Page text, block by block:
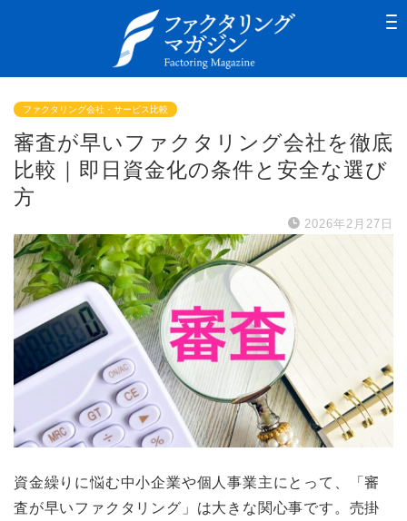
ファクタリング会社・サービス比較
審査が早いファクタリング会社を徹底
比較｜即日資金化の条件と安全な選び
方
2026年2月27日
資金繰りに悩む中小企業や個人事業主にとって、「審
査が早いファクタリング」は大きな関心事です。売掛